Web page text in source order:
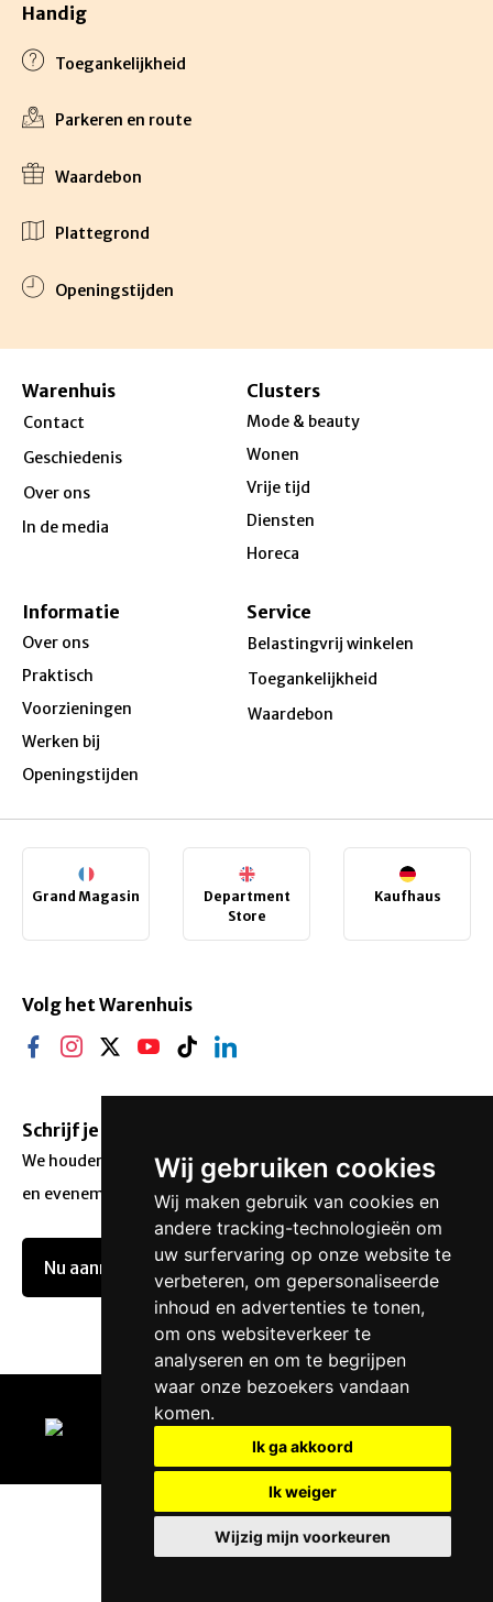
Wij gebruiken cookies
Wij maken gebruik van cookies en
andere tracking-technologieën om
uw surfervaring op onze website te
verbeteren, om gepersonaliseerde
inhoud en advertenties te tonen,
om ons websiteverkeer te
analyseren en om te begrijpen
waar onze bezoekers vandaan
komen.
Ik ga akkoord
Ik weiger
Wijzig mijn voorkeuren
Handig
Toegankelijkheid
Parkeren en route
Waardebon
Plattegrond
Openingstijden
Warenhuis
Contact
Geschiedenis
Over ons
In de media
Clusters
Mode & beauty
Wonen
Vrije tijd
Diensten
Horeca
Informatie
Over ons
Praktisch
Voorzieningen
Werken bij
Openingstijden
Service
Belastingvrij winkelen
Toegankelijkheid
Waardebon
Grand Magasin
Department
Store
Kaufhaus
Volg het Warenhuis
Schrijf je in voor onze nieuwsbrief.
We houden je op de hoogte van onze acties, aanbiedingen
en evenementen.
Nu aanmelden
Cookie voorkeuren